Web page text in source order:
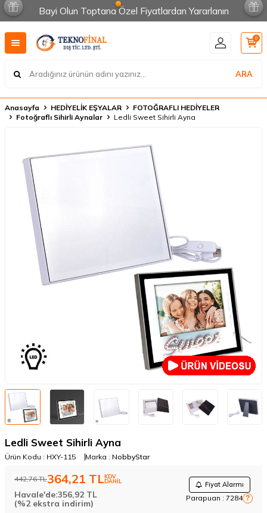
Bayi Olun Toptana Özel Fiyatlardan Yararlanın
ARA
0
Anasayfa HEDİYELİK EŞYALAR
FOTOĞRAFLI HEDİYELER
Fotoğraflı Sihirli Aynalar
Ledli Sweet Sihirli Ayna
Ledli Sweet Sihirli Ayna
Ürün Kodu : HXY-115 Marka : NobbyStar
442,76TL364,21 TLKDV
DAHİL Fiyat Alarmı
Parapuan : 7284 ?
Havale'de:356,92 TL
(%2 ekstra indirim)